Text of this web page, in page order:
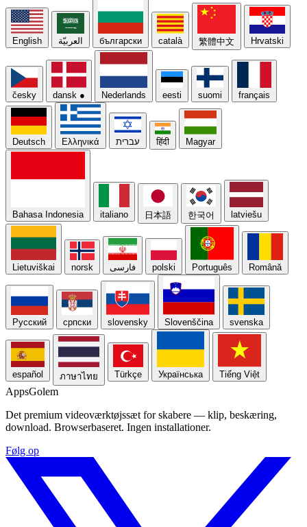
English العربيّة български català 繁體中文 Hrvatski
česky dansk ● Nederlands eesti suomi français
Deutsch Ελληνικά עברית हिंदी Magyar
Bahasa Indonesia italiano 日本語 한국어 latviešu
Lietuviškai norsk فارسی polski Português Română
Русский српски slovensky Slovenščina svenska
español ภาษาไทย Türkçe Українська Tiếng Việt
AppsGolem
Det premium videoværktøjssæt for skabere — klip, beskæring,
download. Browserbaseret. Ingen installationer.
Følg op